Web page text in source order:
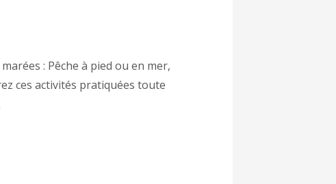
: Pêche à pied ou en mer,
ces activités pratiquées toute